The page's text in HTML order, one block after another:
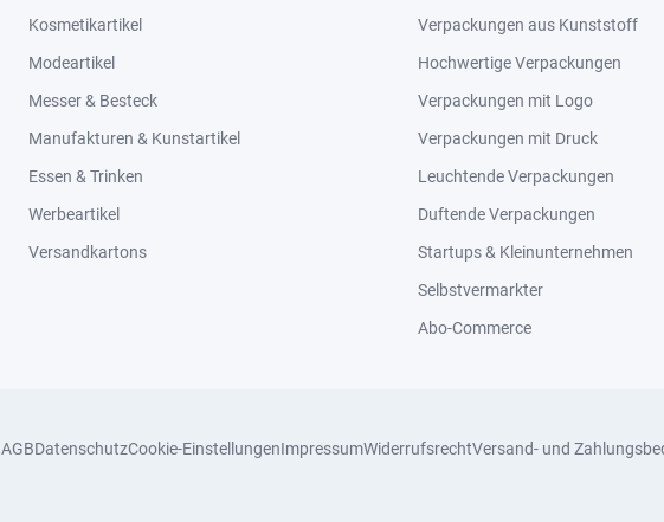
Kosmetikartikel
Modeartikel
Messer & Besteck
Manufakturen & Kunstartikel
Essen & Trinken
Werbeartikel
Versandkartons
Verpackungen aus Kunststoff
Hochwertige Verpackungen
Verpackungen mit Logo
Verpackungen mit Druck
Leuchtende Verpackungen
Duftende Verpackungen
Startups & Kleinunternehmen
Selbstvermarkter
Abo-Commerce
AGBDatenschutzCookie-EinstellungenImpressumWiderrufsrechtVersand- und